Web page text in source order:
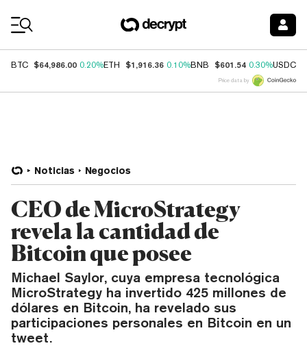
BTC $64,986.00 0.20%ETH $1,916.36 0.10%BNB $601.54 0.30%USDC
Price data by
Noticias Negocios
CEO de MicroStrategy
revela la cantidad de
Bitcoin que posee
Michael Saylor, cuya empresa tecnológica
MicroStrategy ha invertido 425 millones de
dólares en Bitcoin, ha revelado sus
participaciones personales en Bitcoin en un
tweet.